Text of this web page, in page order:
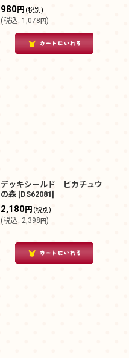
980円 (税別)
(税込: 1,078円)
デッキシールド ピカチュウ
の森 [DS62081]
2,180円 (税別)
(税込: 2,398円)